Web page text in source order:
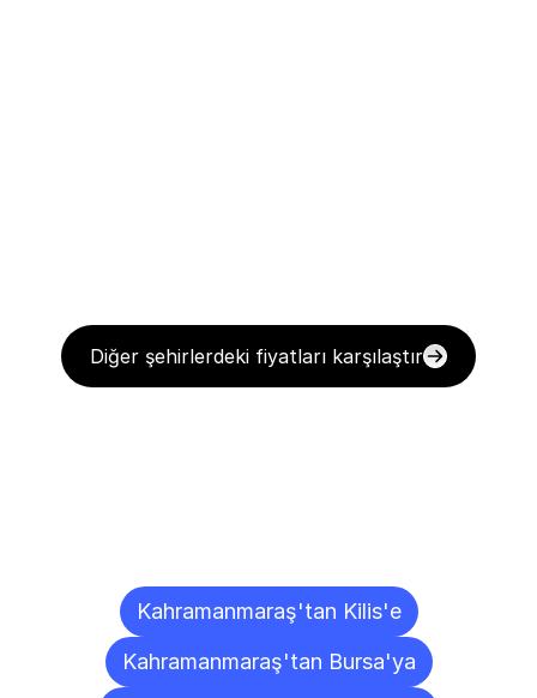
Diğer şehirlerdeki fiyatları karşılaştır
Kahramanmaraş'tan Kilis'e
Kahramanmaraş'tan Bursa'ya